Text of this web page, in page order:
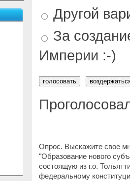
Другой
За
Империи :-)
Опрос. Выскажите свое
"Образование нового
состоящую из г.о.
федеральному